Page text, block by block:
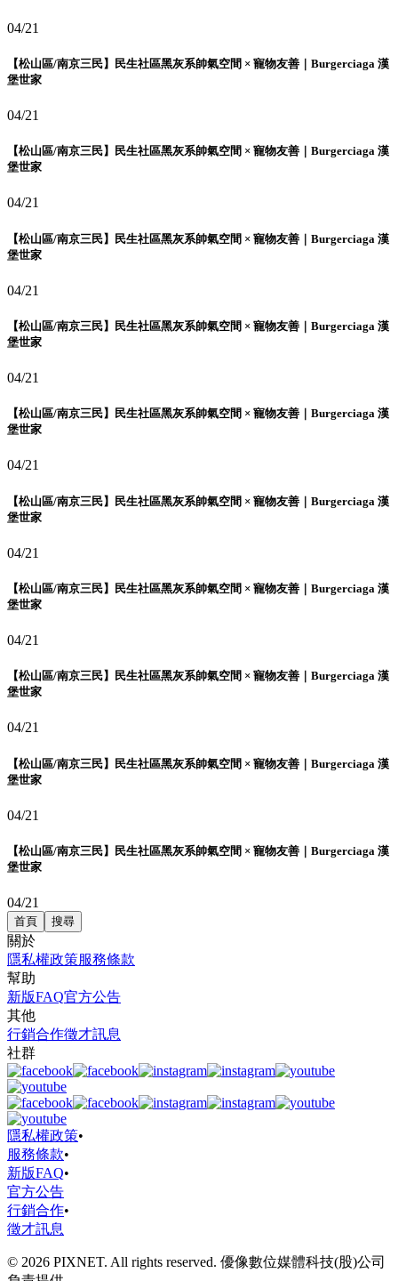
04/21
【松山區/南京三民】民生社區黑灰系帥氣空間 × 寵物友善｜Burgerciaga 漢
堡世家
04/21
【松山區/南京三民】民生社區黑灰系帥氣空間 × 寵物友善｜Burgerciaga 漢
堡世家
04/21
【松山區/南京三民】民生社區黑灰系帥氣空間 × 寵物友善｜Burgerciaga 漢
堡世家
04/21
【松山區/南京三民】民生社區黑灰系帥氣空間 × 寵物友善｜Burgerciaga 漢
堡世家
04/21
【松山區/南京三民】民生社區黑灰系帥氣空間 × 寵物友善｜Burgerciaga 漢
堡世家
04/21
【松山區/南京三民】民生社區黑灰系帥氣空間 × 寵物友善｜Burgerciaga 漢
堡世家
04/21
【松山區/南京三民】民生社區黑灰系帥氣空間 × 寵物友善｜Burgerciaga 漢
堡世家
04/21
【松山區/南京三民】民生社區黑灰系帥氣空間 × 寵物友善｜Burgerciaga 漢
堡世家
04/21
【松山區/南京三民】民生社區黑灰系帥氣空間 × 寵物友善｜Burgerciaga 漢
堡世家
04/21
【松山區/南京三民】民生社區黑灰系帥氣空間 × 寵物友善｜Burgerciaga 漢
堡世家
04/21
首頁 搜尋
關於
隱私權政策服務條款
幫助
新版FAQ官方公告
其他
行銷合作徵才訊息
社群
隱私權政策•
服務條款•
新版FAQ•
官方公告
行銷合作•
徵才訊息
© 2026 PIXNET. All rights reserved. 優像數位媒體科技(股)公司